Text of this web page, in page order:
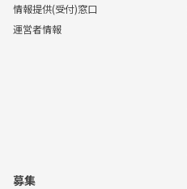
情報提供(受付)窓口
運営者情報
募集